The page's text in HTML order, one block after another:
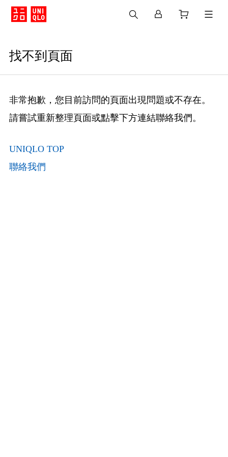
找不到頁面
非常抱歉，您目前訪問的頁面出現問題或不存在。
請嘗試重新整理頁面或點擊下方連結聯絡我們。
UNIQLO TOP
聯絡我們